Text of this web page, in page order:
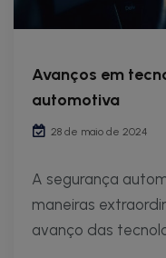
Avanços em
automotiva
28 de maio de 2024
A segurança
maneiras
avanço das